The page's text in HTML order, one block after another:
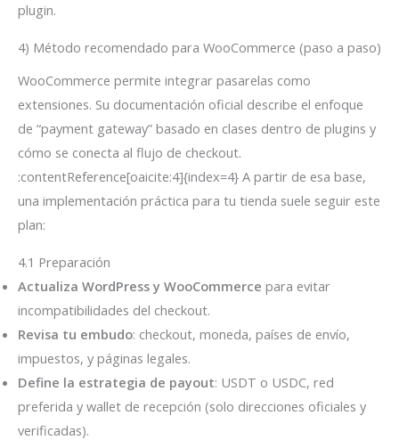
plugin.
4) Método recomendado para WooCommerce (paso a paso)
WooCommerce permite integrar pasarelas como
extensiones. Su documentación oficial describe el enfoque
de “payment gateway” basado en clases dentro de plugins y
cómo se conecta al flujo de checkout.
:contentReference[oaicite:4]{index=4} A partir de esa base,
una implementación práctica para tu tienda suele seguir este
plan:
4.1 Preparación
Actualiza WordPress y WooCommerce para evitar
incompatibilidades del checkout.
Revisa tu embudo: checkout, moneda, países de envío,
impuestos, y páginas legales.
Define la estrategia de payout: USDT o USDC, red
preferida y wallet de recepción (solo direcciones oficiales y
verificadas).